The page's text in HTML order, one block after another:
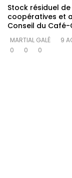
Stock résiduel
coopératives et
Conseil du
MARTIAL GALÉ
9
0
0 0